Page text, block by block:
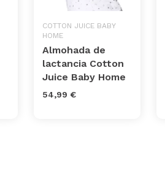
COTTON JUICE BABY
HOME
Almohada de
lactancia Cotton
Juice Baby Home
54,99 €